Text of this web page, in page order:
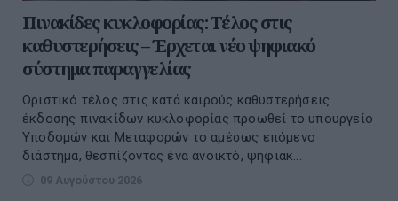
Πινακίδες κυκλοφορίας: Τέλος στις
καθυστερήσεις – Έρχεται νέο ψηφιακό
σύστημα παραγγελίας
Οριστικό τέλος στις κατά καιρούς καθυστερήσεις
έκδοσης πινακίδων κυκλοφορίας προωθεί το υπουργείο
Υποδομών και Μεταφορών το αμέσως επόμενο
διάστημα, θεσπίζοντας ένα ανοικτό, ψηφιακ...
09 Αυγούστου 2026